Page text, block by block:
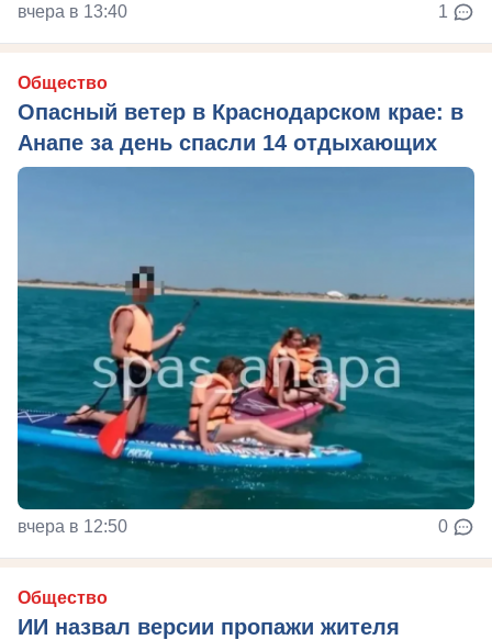
вчера в 13:40 1
Общество
Опасный ветер в Краснодарском крае: в
Анапе за день спасли 14 отдыхающих
вчера в 12:50 0
Общество
ИИ назвал версии пропажи жителя